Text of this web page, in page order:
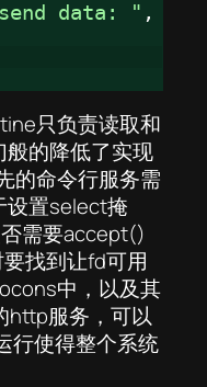
data: " ,
只负责读取和
的降低了实现
的命令行服务需
设置select掩
需要accept()
找到让fd可用
中，以及其
http服务，可以
行使得整个系统